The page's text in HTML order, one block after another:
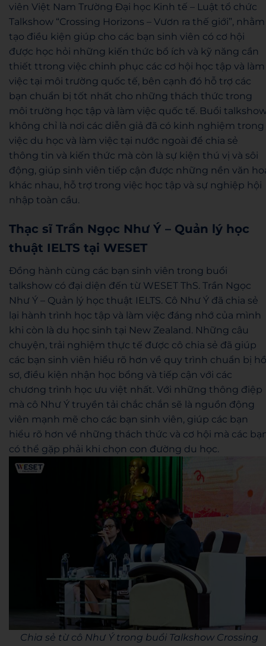
viên Việt Nam Trường Đại học Kinh tế – Luật tổ chức
Talkshow “Crossing Horizons – Vươn ra thế giới”, nhằm
tạo điều kiện giúp cho các bạn sinh viên có cơ hội
được học hỏi những kiến thức bổ ích và kỹ năng cần
thiết ttrong việc chinh phục các cơ hội học tập và làm
việc tại môi trường quốc tế, bên cạnh đó hỗ trợ các
bạn chuẩn bị tốt nhất cho những thách thức trong
môi trường học tập và làm việc quốc tế. Buổi
không chỉ là nơi các diễn giả đã có kinh nghiệm trong
việc du học và làm việc tại nước ngoài để chia sẻ
thông tin và kiến thức mà còn là sự kiện thú vị và sôi
động, giúp sinh viên tiếp cận được những nền văn
khác nhau, hỗ trợ trong việc học tập và sự nghiệp hội
nhập toàn cầu.
Thạc sĩ Trần Ngọc Như Ý – Quản lý học
thuật IELTS tại WESET
Đồng hành cùng các bạn sinh viên trong buổi
talkshow có đại diện đến từ WESET ThS. Trần Ngọc
Như Ý – Quản lý học thuật IELTS. Cô Như Ý đã chia sẻ
lại hành trình học tập và làm việc đáng nhớ của mình
khi còn là du học sinh tại New Zealand. Những câu
chuyện, trải nghiệm thực tế được cô chia sẻ đã giúp
các bạn sinh viên hiểu rõ hơn về quy trình chuẩn bị hồ
sơ, điều kiện nhận học bổng và tiếp cận với các
chương trình học ưu việt nhất. Với những thông điệp
mà cô Như Ý truyền tải chắc chắn sẽ là nguồn động
viên mạnh mẽ cho các bạn sinh viên, giúp các bạn
hiểu rõ hơn về những thách thức và cơ hội mà các
có thể gặp phải khi chọn con đường du học.
Chia sẻ từ cô Như Ý trong buổi Talkshow Crossing